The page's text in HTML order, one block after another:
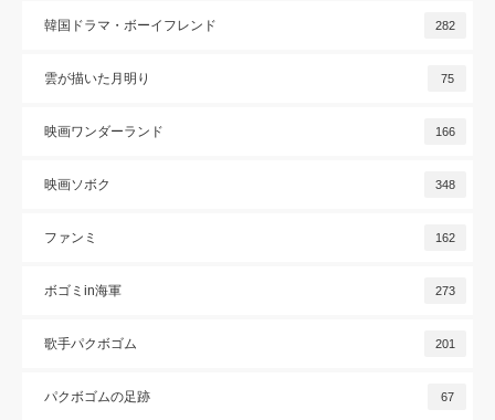
韓国ドラマ・ボーイフレンド 282
雲が描いた月明り 75
映画ワンダーランド 166
映画ソボク 348
ファンミ 162
ボゴミin海軍 273
歌手パクボゴム 201
パクボゴムの足跡 67